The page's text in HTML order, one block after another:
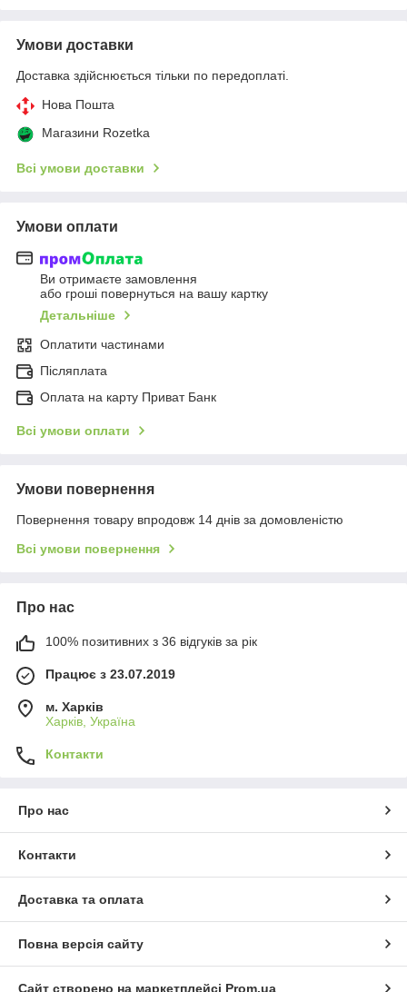
Умови доставки
Доставка здійснюється тільки по передоплаті.
Нова Пошта
Магазини Rozetka
Всі умови доставки
Умови оплати
Ви отримаєте замовлення
або гроші повернуться на вашу картку
Детальніше
Оплатити частинами
Післяплата
Оплата на карту Приват Банк
Всі умови оплати
Умови повернення
Повернення товару впродовж 14 днів за домовленістю
Всі умови повернення
Про нас
100% позитивних з 36 відгуків за рік
Працює з 23.07.2019
м. Харків
Харків, Україна
Контакти
Про нас
Контакти
Доставка та оплата
Повна версія сайту
Сайт створено на маркетплейсі Prom.ua